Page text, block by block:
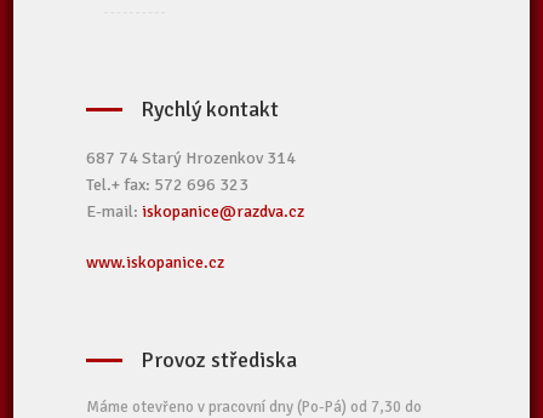
Rychlý kontakt
687 74 Starý Hrozenkov 314
Tel.+ fax: 572 696 323
E-mail:iskopanice@razdva.cz
www.iskopanice.cz
Provoz střediska
Máme otevřeno v pracovní dny (Po-Pá) od 7,30 do